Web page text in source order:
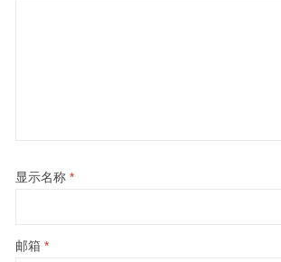
显示名称 *
邮箱 *